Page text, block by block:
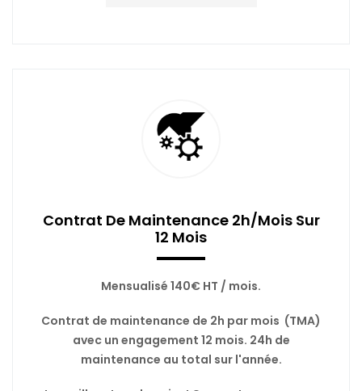
Contrat De Maintenance 2h/mois Sur
12 Mois
Mensualisé 140€ HT / mois.
Contrat de maintenance de 2h par mois (TMA)
avec un engagement 12 mois. 24h de
maintenance au total sur l'année.